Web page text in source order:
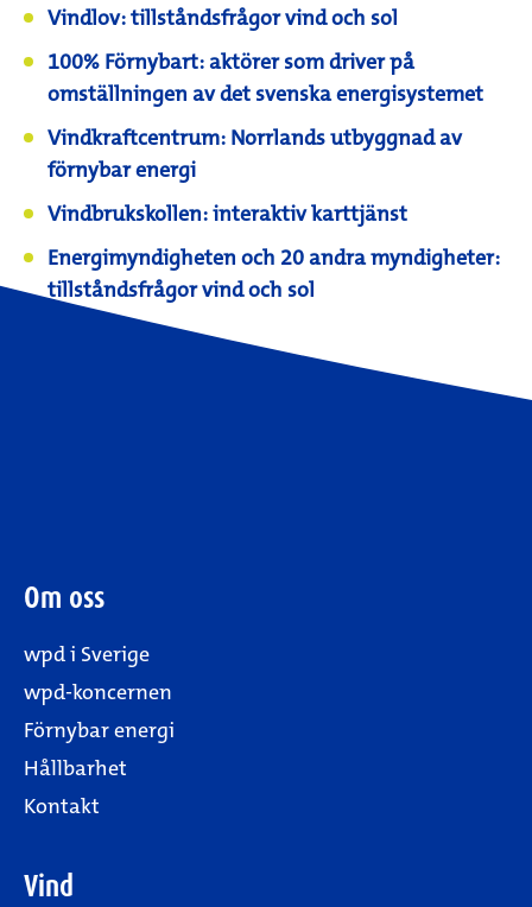
Vindlov: tillståndsfrågor vind och sol
100% Förnybart: aktörer som driver på
omställningen av det svenska energisystemet
Vindkraftcentrum: Norrlands utbyggnad av
förnybar energi
Vindbrukskollen: interaktiv karttjänst
Energimyndigheten och 20 andra myndigheter:
tillståndsfrågor vind och sol
Om oss
wpd i Sverige
wpd-koncernen
Förnybar energi
Hållbarhet
Kontakt
Vind